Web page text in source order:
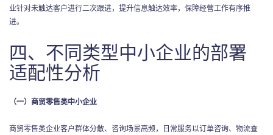
业针对未触达客户进行二次跟进，提升信息触达效率，保障经营工作有序推
进。
四、不同类型中小企业的部署
适配性分析
（一）商贸零售类中小企业
商贸零售类企业客户群体分散、咨询场景高频，日常服务以订单咨询、物流查